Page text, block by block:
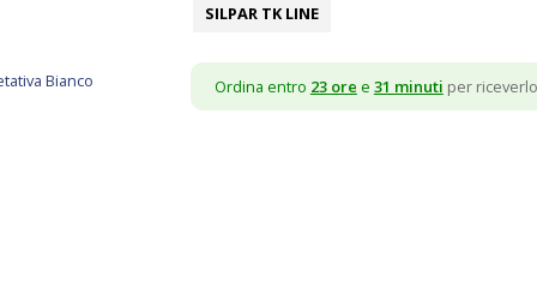
SILPAR TK LINE
Ordina entro 23 ore e 31 minuti per